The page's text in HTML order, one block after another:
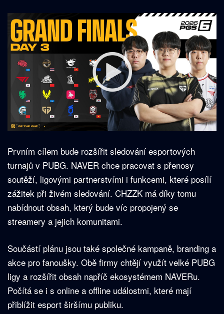
Prvním cílem bude rozšířit sledování esportových
turnajů v PUBG. NAVER chce pracovat s přenosy
soutěží, ligovými partnerstvími i funkcemi, které posílí
zážitek při živém sledování. CHZZK má díky tomu
nabídnout obsah, který bude víc propojený se
streamery a jejich komunitami.
Součástí plánu jsou také společné kampaně, branding a
akce pro fanoušky. Obě firmy chtějí využít velké PUBG
ligy a rozšířit obsah napříč ekosystémem NAVERu.
Počítá se i s online a offline událostmi, které mají
přiblížit esport širšímu publiku.